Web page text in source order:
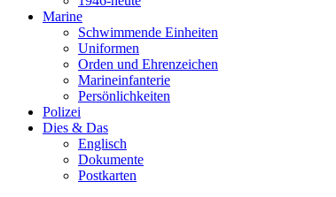
Marine
Schwimmende Einheiten
Uniformen
Orden und Ehrenzeichen
Marineinfanterie
Persönlichkeiten
Polizei
Dies & Das
Englisch
Dokumente
Postkarten